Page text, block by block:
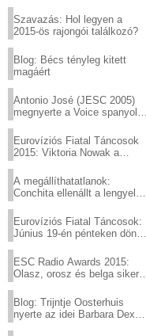
Szavazás: Hol legyen a
2015-ös rajongói találkozó?
Blog: Bécs tényleg kitett
magáért
Antonio José (JESC 2005)
megnyerte a Voice spanyol
Eurovíziós Fiatal Táncosok
2015: Viktoria Nowak a
A megállíthatatlanok:
Conchita ellenállt a lengyel
Eurovíziós Fiatal Táncosok:
Június 19-én pénteken döntő
ESC Radio Awards 2015:
Olasz, orosz és belga siker,
Blog: Trijntje Oosterhuis
nyerte az idei Barbara Dex